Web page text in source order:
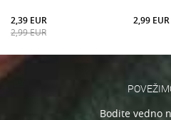
2,39 EUR
2,99EUR
2,99 EUR
Bodite vedno